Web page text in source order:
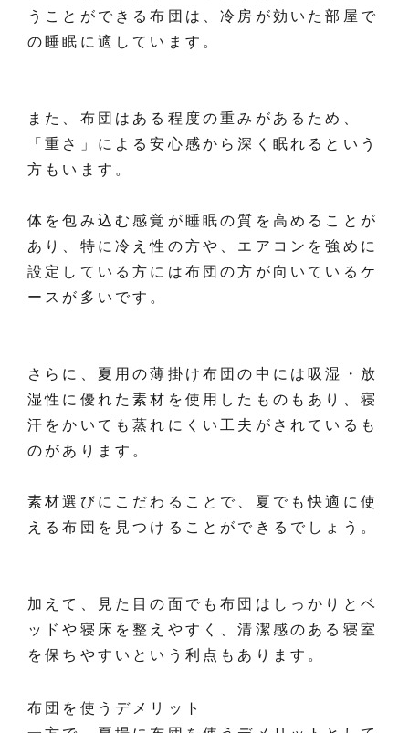
うことができる布団は、冷房が効いた部屋で
の睡眠に適しています。
また、布団はある程度の重みがあるため、
「重さ」による安心感から深く眠れるという
方もいます。
体を包み込む感覚が睡眠の質を高めることが
あり、特に冷え性の方や、エアコンを強めに
設定している方には布団の方が向いているケ
ースが多いです。
さらに、夏用の薄掛け布団の中には吸湿・放
湿性に優れた素材を使用したものもあり、寝
汗をかいても蒸れにくい工夫がされているも
のがあります。
素材選びにこだわることで、夏でも快適に使
える布団を見つけることができるでしょう。
加えて、見た目の面でも布団はしっかりとベ
ッドや寝床を整えやすく、清潔感のある寝室
を保ちやすいという利点もあります。
布団を使うデメリット